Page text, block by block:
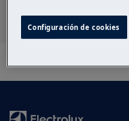
Configuración de cookies